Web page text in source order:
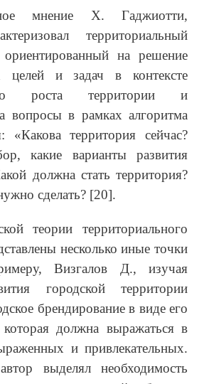
мнение Х. Гаджиотти,
территориальный
ориентированный на решение
целей и задач в контексте
роста территории и
вопросы в рамках алгоритма
«Какова территория сейчас?
какие варианты развития
должна стать территория?
сделать? [20].
теории территориального
несколько иные точки
Визгалов Д., изучая
городской территории
брендирование в виде его
которая должна выражаться в
и привлекательных.
выделял необходимость